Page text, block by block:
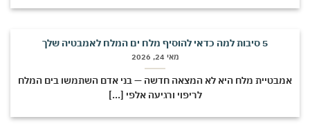
מלח היא לא המצאה חדשה — בני אדם השתמשו בים המלח
לריפוי ורגיעה אלפי [...]